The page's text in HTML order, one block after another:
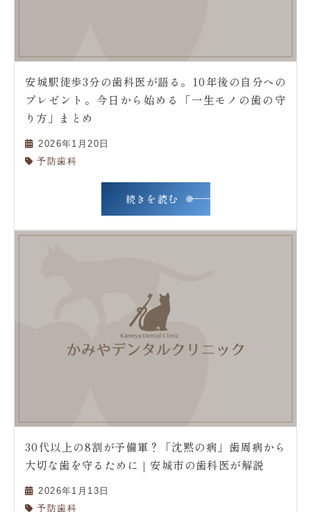
安城駅徒歩3分の歯科医が語る。10年後の自分への
プレゼント。今日から始める「一生モノの歯の守
り方」まとめ
2026年1月20日
予防歯科
続きを読む
30代以上の8割が予備軍？「沈黙の病」歯周病から
大切な歯を守るために｜安城市の歯科医が解説
2026年1月13日
予防歯科